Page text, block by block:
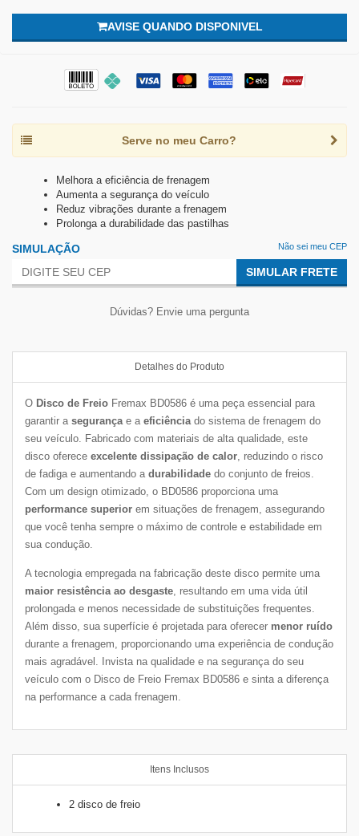
AVISE QUANDO DISPONIVEL
Serve no meu Carro?
Melhora a eficiência de frenagem
Aumenta a segurança do veículo
Reduz vibrações durante a frenagem
Prolonga a durabilidade das pastilhas
SIMULAÇÃO Não sei meu CEP
SIMULAR FRETE
Dúvidas? Envie uma pergunta
Detalhes do Produto
O Disco de Freio Fremax BD0586 é uma peça essencial para
garantir a segurançae a eficiênciado sistema de frenagem do
seu veículo. Fabricado com materiais de alta qualidade, este
disco oferece excelente dissipação de calor, reduzindo o risco
de fadiga e aumentando a durabilidade do conjunto de freios.
Com um design otimizado, o BD0586 proporciona uma
performance superior em situações de frenagem, assegurando
que você tenha sempre o máximo de controle e estabilidade em
sua condução.
A tecnologia empregada na fabricação deste disco permite uma
maior resistência ao desgaste, resultando em uma vida útil
prolongada e menos necessidade de substituições frequentes.
Além disso, sua superfície é projetada para oferecer menor ruído
durante a frenagem, proporcionando uma experiência de condução
mais agradável. Invista na qualidade e na segurança do seu
veículo com o Disco de Freio Fremax BD0586 e sinta a diferença
na performance a cada frenagem.
Itens Inclusos
2 disco de freio